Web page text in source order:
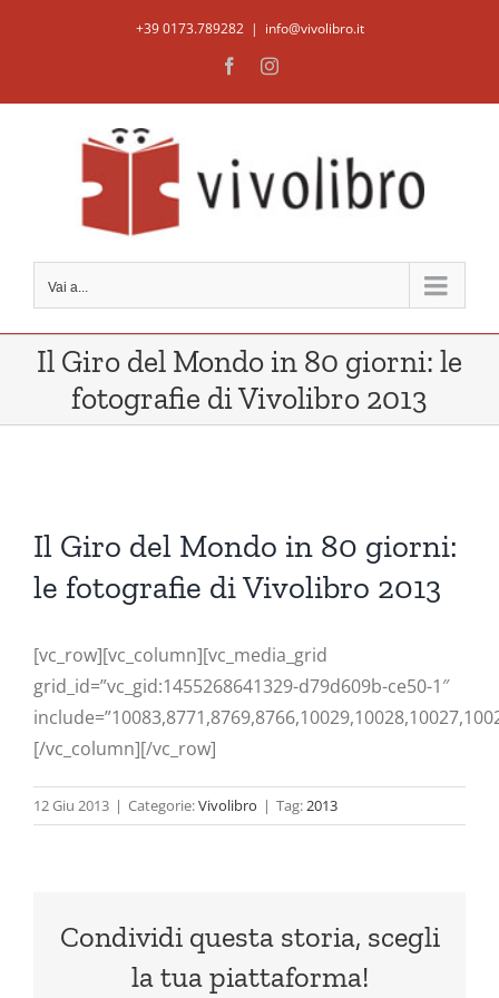
+39 0173.789282 | info@vivolibro.it
FacebookInstagram
Vai a...
Il Giro del Mondo in 80 giorni: le
fotografie di Vivolibro 2013
immagine
Il Giro del Mondo in 80 giorni:
le fotografie di Vivolibro 2013
[vc_row][vc_column][vc_media_grid
grid_id=”vc_gid:1455268641329-d79d609b-ce50-1″
[/vc_column][/vc_row]
12 Giu 2013 | Categorie:Vivolibro | Tag:2013
Condividi questa storia, scegli
la tua piattaforma!